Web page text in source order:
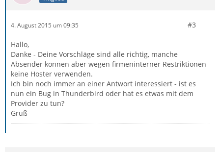
4. August 2015 um 09:35 #3
Hallo,
Danke - Deine Vorschläge sind alle richtig, manche
Absender können aber wegen firmeninterner Restriktionen
keine Hoster verwenden.
Ich bin noch immer an einer Antwort interessiert - ist es
nun ein Bug in Thunderbird oder hat es etwas mit dem
Provider zu tun?
Gruß